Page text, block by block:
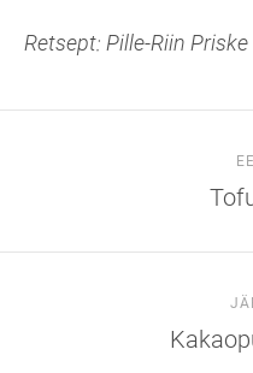
Retsept: Pille-Riin Priske